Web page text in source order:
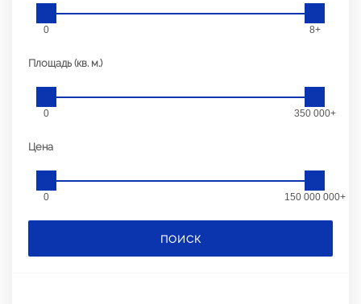
0 8+
Площадь (кв. м.)
0 350 000+
Цена
0 150 000 000+
ПОИСК